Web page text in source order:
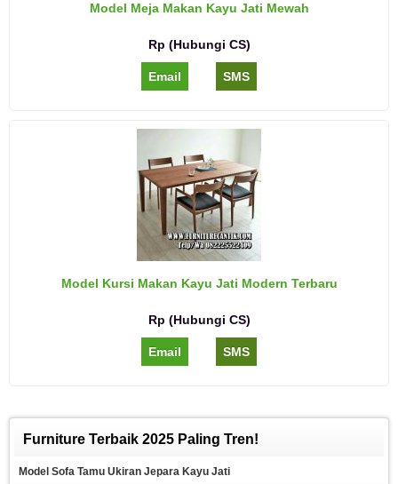
Model Meja Makan Kayu Jati Mewah
Rp (Hubungi CS)
Email SMS
Model Kursi Makan Kayu Jati Modern Terbaru
Rp (Hubungi CS)
Email SMS
Furniture Terbaik 2025 Paling Tren!
Model Sofa Tamu Ukiran Jepara Kayu Jati